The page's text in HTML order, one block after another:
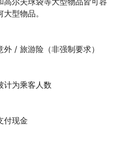
型物品。
/ 旅游险（非强制要求）
计为乘客人数
付现金